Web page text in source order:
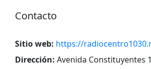
Contacto
Sitio web: https://
Dirección: Avenida Constituyentes